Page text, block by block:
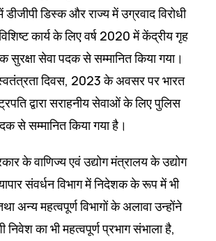
डिस्क और राज्य में उग्रवाद विरोधी
कार्य के लिए वर्ष 2020 में केंद्रीय गृह
सेवा पदक से सम्मानित किया गया।
दिवस, 2023 के अवसर पर भारत
द्वारा सराहनीय सेवाओं के लिए पुलिस
से सम्मानित किया गया है।
के वाणिज्य एवं उद्योग मंत्रालय के उद्योग
संवर्धन विभाग में निदेशक के रूप में भी
अन्य महत्वपूर्ण विभागों के अलावा उन्होंने
निवेश का भी महत्वपूर्ण प्रभाग संभाला है,